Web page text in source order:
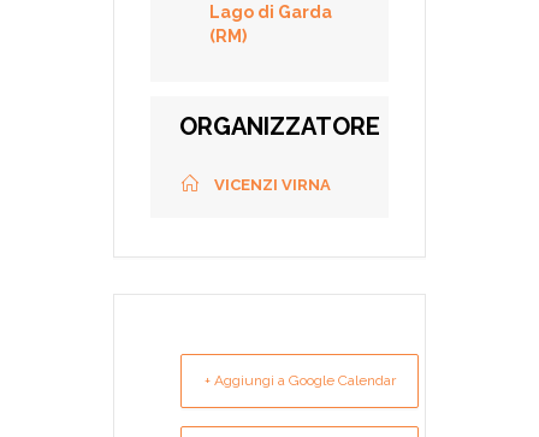
Lago di Garda
(RM)
ORGANIZZATORE
VICENZI VIRNA
+ Aggiungi a Google Calendar